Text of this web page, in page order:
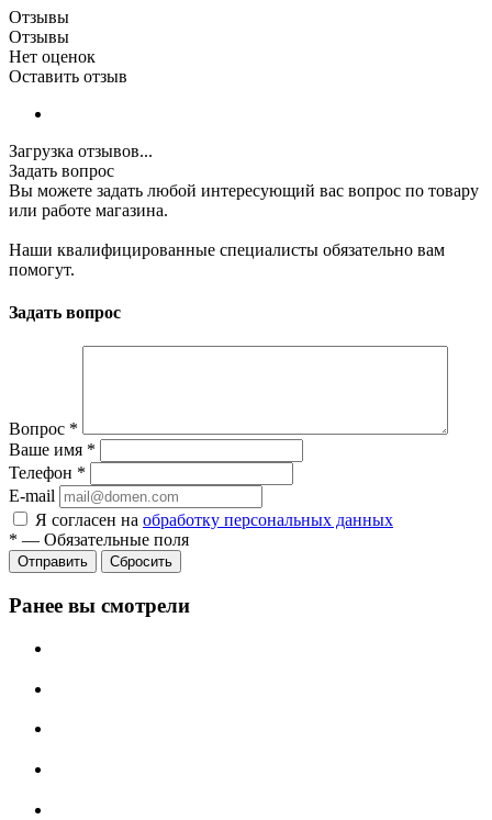
Отзывы
Отзывы
Нет оценок
Оставить отзыв
Загрузка отзывов...
Задать вопрос
Вы можете задать любой интересующий вас вопрос по товару
или работе магазина.
Наши квалифицированные специалисты обязательно вам
помогут.
Задать вопрос
Вопрос *
Ваше имя *
Телефон *
E-mail
Я согласен на обработку персональных данных
* — Обязательные поля
Сбросить
Ранее вы смотрели